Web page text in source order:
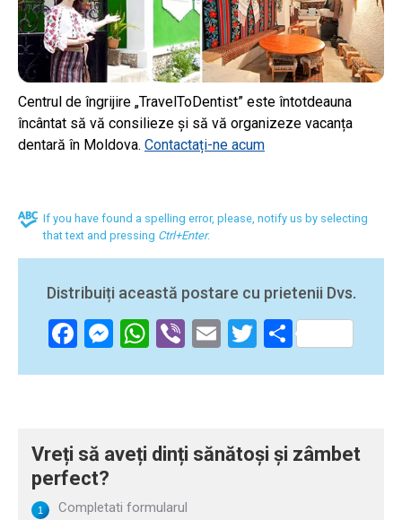
Centrul de îngrijire „TravelToDentist” este întotdeauna
încântat să vă consilieze și să vă organizeze vacanța
dentară în Moldova. Contactați-ne acum
If you have found a spelling error, please, notify us by selecting
that text and pressing Ctrl+Enter.
Distribuiți această postare cu prietenii Dvs.
Facebook
Messenger
WhatsApp
ViberEmailTwitter
Vreți să aveți dinți sănătoși și zâmbet
perfect?
Completati formularul